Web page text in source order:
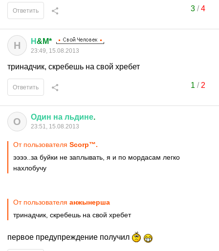
3/4
Ответить
Н Н&M*
23:49, 15.08.2013
тринадчик, скребешь на свой хребет
1 / 2
Ответить
О Один на льдине.
23:51, 15.08.2013
От пользователя Scorp™.
ээээ..за буйки не заплывать, я и по мордасам легко
нахлобучу
От пользователя анжынерша
тринадчик, скребешь на свой хребет
первое предупреждение получил